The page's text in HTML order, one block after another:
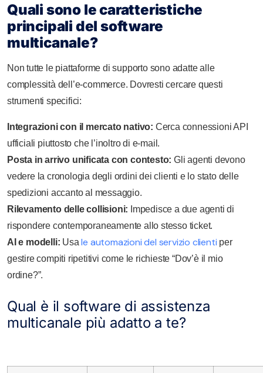
Quali sono le caratteristiche
principali del software
multicanale?
Non tutte le piattaforme di supporto sono adatte alle
complessità dell’e-commerce. Dovresti cercare questi
strumenti specifici:
Integrazioni con il mercato nativo: Cerca connessioni API
ufficiali piuttosto che l’inoltro di e-mail.
Posta in arrivo unificata con contesto: Gli agenti devono
vedere la cronologia degli ordini dei clienti e lo stato delle
spedizioni accanto al messaggio.
Rilevamento delle collisioni: Impedisce a due agenti di
rispondere contemporaneamente allo stesso ticket.
AI e modelli: Usale automazioni del servizio clienti per
gestire compiti ripetitivi come le richieste “Dov’è il mio
ordine?”.
Qual è il software di assistenza
multicanale più adatto a te?